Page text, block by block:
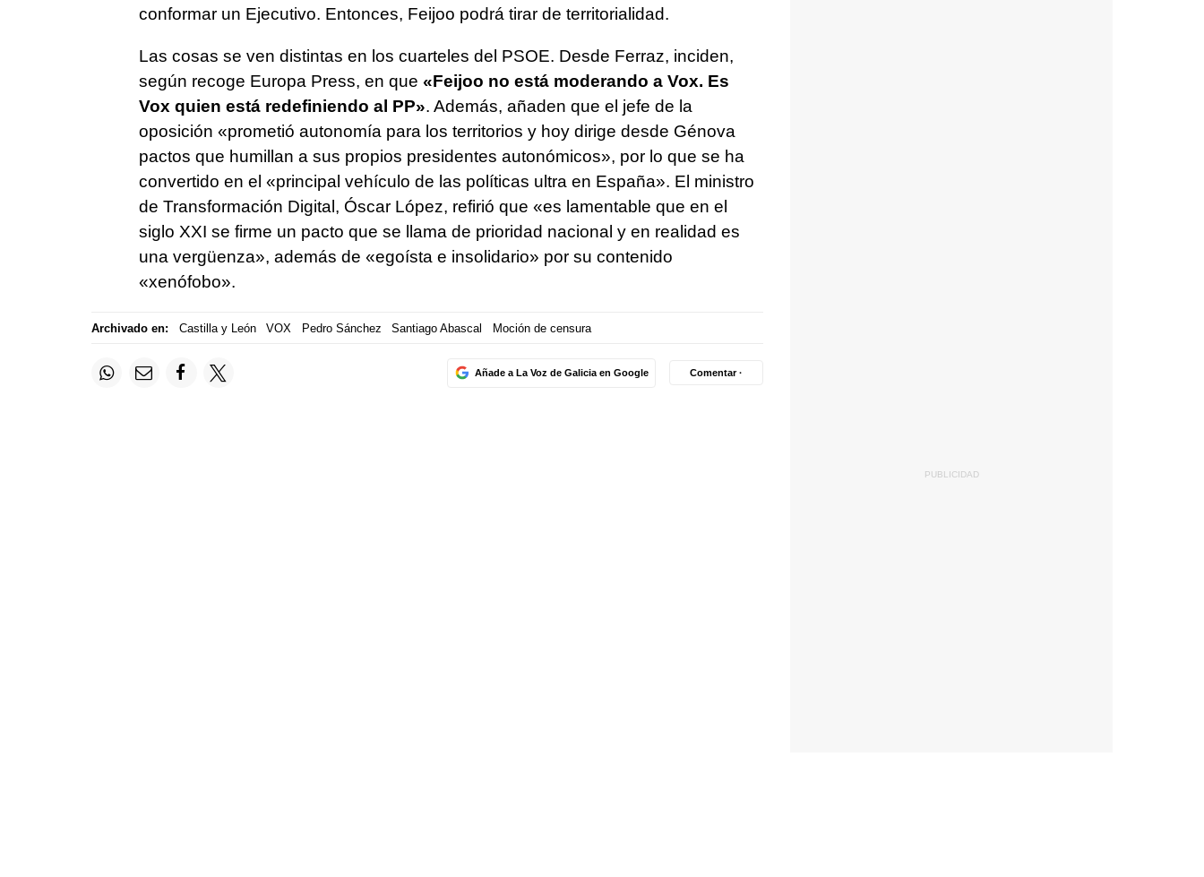
conformar un Ejecutivo. Entonces, Feijoo podrá tirar de territorialidad.
Las cosas se ven distintas en los cuarteles del PSOE. Desde Ferraz, inciden,
según recoge Europa Press, en que «Feijoo no está moderando a Vox. Es
Vox quien está redefiniendo al PP». Además, añaden que el jefe de la
oposición «prometió autonomía para los territorios y hoy dirige desde Génova
pactos que humillan a sus propios presidentes autonómicos», por lo que se ha
convertido en el «principal vehículo de las políticas ultra en España». El ministro
de Transformación Digital, Óscar López, refirió que «es lamentable que en el
siglo XXI se firme un pacto que se llama de prioridad nacional y en realidad es
una vergüenza», además de «egoísta e insolidario» por su contenido
«xenófobo».
Archivado en: Castilla y León VOX Pedro Sánchez Santiago Abascal Moción de censura
Añade a La Voz de Galicia en Google Comentar ·